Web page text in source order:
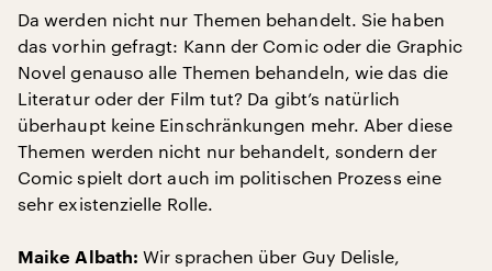
Da werden nicht nur Themen behandelt. Sie haben
das vorhin gefragt: Kann der Comic oder die Graphic
Novel genauso alle Themen behandeln, wie das die
Literatur oder der Film tut? Da gibt’s natürlich
überhaupt keine Einschränkungen mehr. Aber diese
Themen werden nicht nur behandelt, sondern der
Comic spielt dort auch im politischen Prozess eine
sehr existenzielle Rolle.
Maike Albath: Wir sprachen über Guy Delisle,